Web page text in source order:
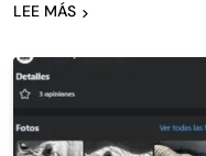
LEE MÁS